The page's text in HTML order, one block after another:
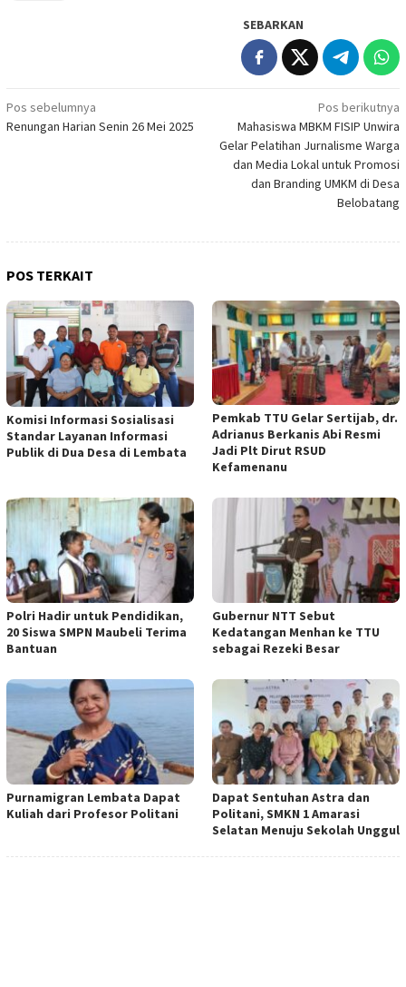
SEBARKAN
Navigasi
pos
Pos sebelumnya
Renungan Harian Senin 26 Mei 2025
Pos berikutnya
Mahasiswa MBKM FISIP Unwira
Gelar Pelatihan Jurnalisme Warga
dan Media Lokal untuk Promosi
dan Branding UMKM di Desa
Belobatang
POS TERKAIT
Komisi Informasi Sosialisasi
Standar Layanan Informasi
Publik di Dua Desa di Lembata
Pemkab TTU Gelar Sertijab, dr.
Adrianus Berkanis Abi Resmi
Jadi Plt Dirut RSUD
Kefamenanu
Polri Hadir untuk Pendidikan,
20 Siswa SMPN Maubeli Terima
Bantuan
Gubernur NTT Sebut
Kedatangan Menhan ke TTU
sebagai Rezeki Besar
Purnamigran Lembata Dapat
Kuliah dari Profesor Politani
Dapat Sentuhan Astra dan
Politani, SMKN 1 Amarasi
Selatan Menuju Sekolah Unggul